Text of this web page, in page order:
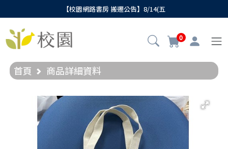
【校園網路書房 搬遷公告】8/14(五
0
首頁 商品詳細資料